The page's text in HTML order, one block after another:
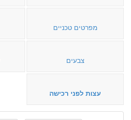
מפרטים טכניים
צבעים
עצות לפני רכישה